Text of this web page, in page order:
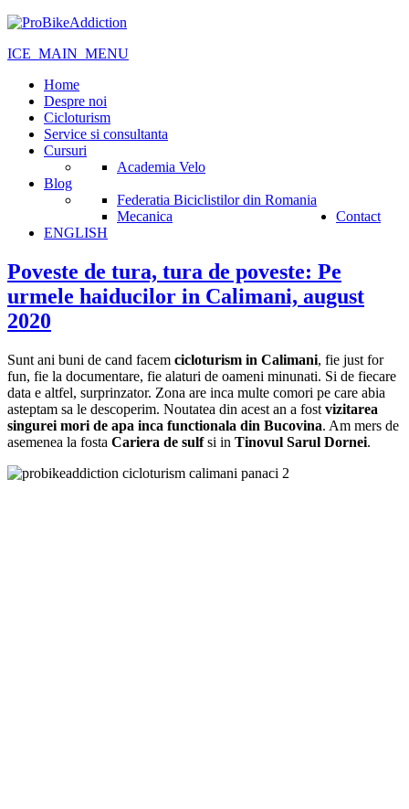
ICE_MAIN_MENU
Home
Despre noi
Cicloturism
Service si consultanta
Cursuri
Academia Velo
Blog
Federatia Biciclistilor din Romania
Mecanica
Contact
ENGLISH
Poveste de tura, tura de poveste: Pe
urmele haiducilor in Calimani, august
2020
Sunt ani buni de cand facem cicloturism in Calimani, fie just for
fun, fie la documentare, fie alaturi de oameni minunati. Si de fiecare
data e altfel, surprinzator. Zona are inca multe comori pe care abia
asteptam sa le descoperim. Noutatea din acest an a fost vizitarea
singurei mori de apa inca functionala din Bucovina. Am mers de
asemenea la fosta Cariera de sulfsi in Tinovul Sarul Dornei.